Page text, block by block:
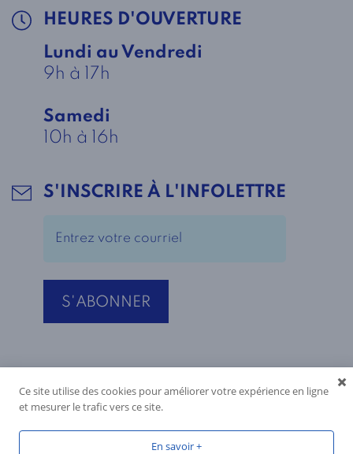
HEURES D'OUVERTURE
Lundi au Vendredi
9h à 17h
Samedi
10h à 16h
S'INSCRIRE À L'INFOLETTRE
Ce site utilise des cookies pour améliorer votre expérience en ligne
et mesurer le trafic vers ce site.
En savoir +